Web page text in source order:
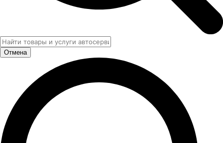
Отмена